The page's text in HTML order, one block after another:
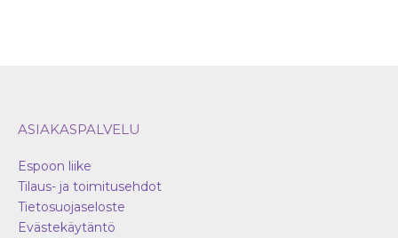
ASIAKASPALVELU
Espoon liike
Tilaus- ja toimitusehdot
Tietosuojaseloste
Evästekäytäntö